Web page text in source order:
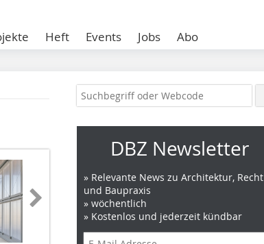
Heft Events Jobs Abo
DBZ Newsletter
» Relevante News zu Architektur, Recht
und Baupraxis
» wöchentlich
» Kostenlos und jederzeit kündbar